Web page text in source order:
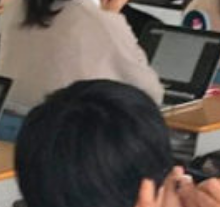
on line